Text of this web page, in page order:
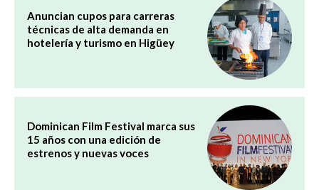
Anuncian cupos para carreras
técnicas de alta demanda en
hotelería y turismo en Higüey
Dominican Film Festival marca sus
15 años con una edición de
estrenos y nuevas voces